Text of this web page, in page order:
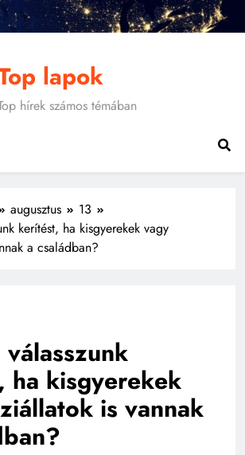
lapok
hírek számos témában
augusztus
13
kerítést, ha kisgyerekek vagy
a családban?
ha kisgyerekek
is vannak